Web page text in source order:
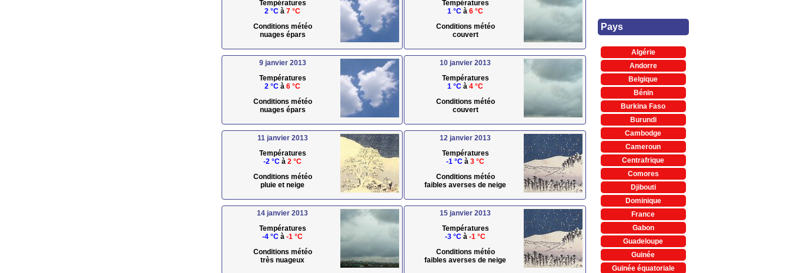
Températures
2 °C à 7 °C
Conditions météo
nuages épars
Températures
1 °C à 6 °C
Conditions météo
couvert
9 janvier 2013
Températures
2 °C à 6 °C
Conditions météo
nuages épars
10 janvier 2013
Températures
1 °C à 4 °C
Conditions météo
couvert
11 janvier 2013
Températures
-2 °C à 2 °C
Conditions météo
pluie et neige
12 janvier 2013
Températures
-1 °C à 3 °C
Conditions météo
faibles averses de neige
14 janvier 2013
Températures
-4 °C à -1 °C
Conditions météo
très nuageux
15 janvier 2013
Températures
-3 °C à -1 °C
Conditions météo
faibles averses de neige
Pays
Algérie
Andorre
Belgique
Bénin
Burkina Faso
Burundi
Cambodge
Cameroun
Centrafrique
Comores
Djibouti
Dominique
France
Gabon
Guadeloupe
Guinée
Guinée équatoriale